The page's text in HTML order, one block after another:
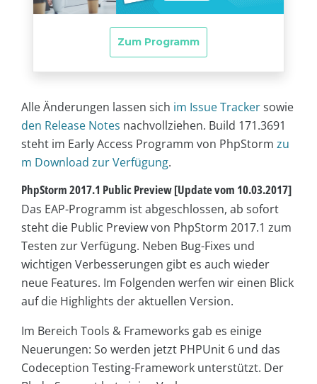
Alle Änderungen lassen sich im Issue Trackersowie
den Release Notes nachvollziehen. Build 171.3691
steht im Early Access Programm von PhpStorm zu
m Download zur Verfügung.
PhpStorm 2017.1 Public Preview [Update vom 10.03.2017]
Das EAP-Programm ist abgeschlossen, ab sofort
steht die Public Preview von PhpStorm 2017.1 zum
Testen zur Verfügung. Neben Bug-Fixes und
wichtigen Verbesserungen gibt es auch wieder
neue Features. Im Folgenden werfen wir einen Blick
auf die Highlights der aktuellen Version.
Im Bereich Tools & Frameworks gab es einige
Neuerungen: So werden jetzt PHPUnit 6 und das
Codeception Testing-Framework unterstützt. Der